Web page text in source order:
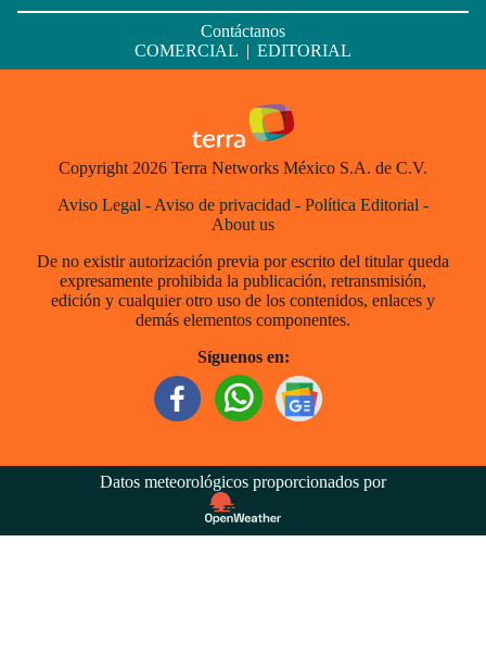
Contáctanos
COMERCIAL | EDITORIAL
Copyright 2026 Terra Networks México S.A. de C.V.
Aviso Legal - Aviso de privacidad - Política Editorial -
About us
De no existir autorización previa por escrito del titular queda
expresamente prohibida la publicación, retransmisión,
edición y cualquier otro uso de los contenidos, enlaces y
demás elementos componentes.
Síguenos en:
Datos meteorológicos proporcionados por